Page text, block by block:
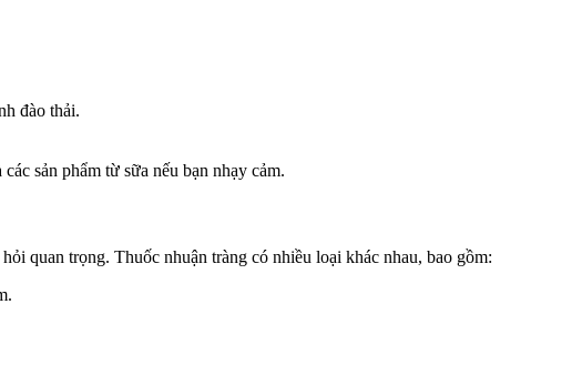
đào thải.
sản phẩm từ sữa nếu bạn nhạy cảm.
quan trọng. Thuốc nhuận tràng có nhiều loại khác nhau, bao gồm: